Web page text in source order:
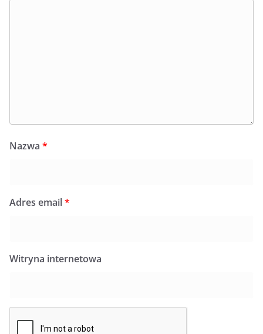
Nazwa *
Adres email*
Witryna internetowa